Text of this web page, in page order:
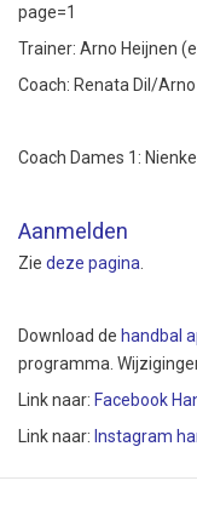
page=1
Trainer: Arno Heijnen
Coach: Renata Dil/
Coach Dames 1:
Aanmelden
Zie deze pagina
Download de handbal
programma.
Link naar: Facebook
Link naar: Instagram